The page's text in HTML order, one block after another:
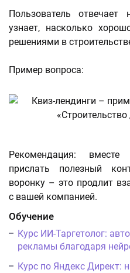
Пользователь
узнает, насколько
решениями в
Пример вопроса:
Рекомендация:
прислать полезный
воронку – это продлит
с вашей компанией.
Обучение
Курс ИИ-Таргетолог:
рекламы благодаря
Курс по Яндекс Директ: